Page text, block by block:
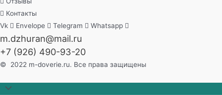
Контакты
Vk
Envelope Telegram Whatsapp
m.dzhuran@mail.ru
+7 (926) 490-93-20
© 2022 m-doverie.ru. Все права защищены
Прокрутить